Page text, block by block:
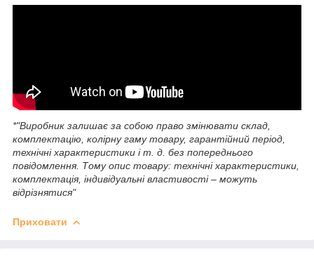
*"Виробник залишає за собою право змінювати склад,
комплектацію, колірну гаму товару, гарантійний період,
технічні характеристики і т. д. без попереднього
повідомлення. Тому опис товару: технічні характеристики,
комплектація, індивідуальні властивості – можуть
відрізнятися"
Приховати